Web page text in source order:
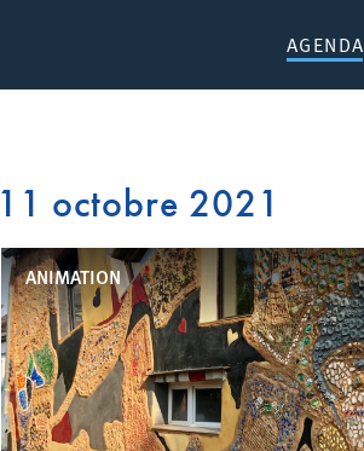
AGENDA
11 octobre 2021
ANIMATION